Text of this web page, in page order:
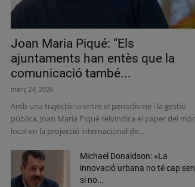
Joan Maria Piqué: “Els
ajuntaments han entès que la
comunicació també...
març 24, 2026
Amb una trajectòria entre el periodisme i la gestió
pública, Joan Maria Piqué reivindica el paper del
local en la projecció internacional de...
Michael Donaldson: «La
innovació urbana no té cap
si no...